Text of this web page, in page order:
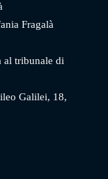
Fragalà
al tribunale di
Galilei, 18,